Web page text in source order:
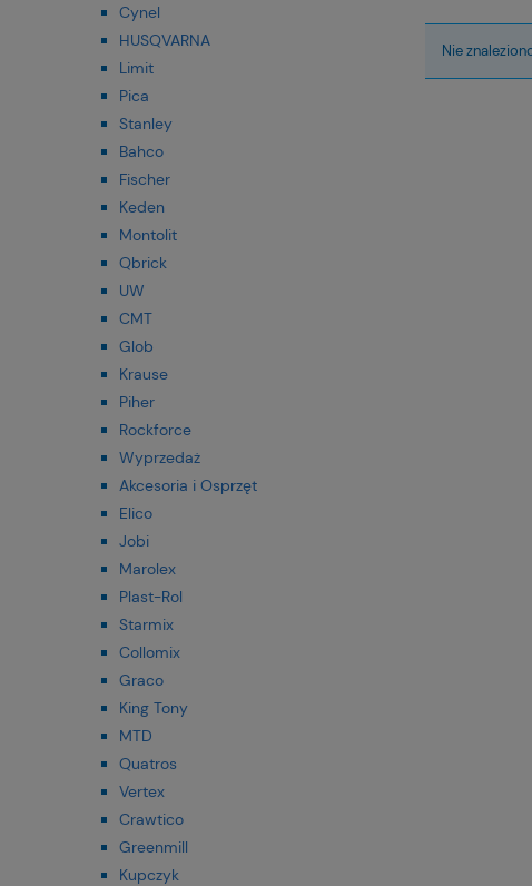
Cynel
HUSQVARNA
Limit
Pica
Stanley
Bahco
Fischer
Keden
Montolit
Qbrick
UW
CMT
Glob
Krause
Piher
Rockforce
Wyprzedaż
Akcesoria i Osprzęt
Elico
Jobi
Marolex
Plast-Rol
Starmix
Collomix
Graco
King Tony
MTD
Quatros
Vertex
Crawtico
Greenmill
Kupczyk
Nie